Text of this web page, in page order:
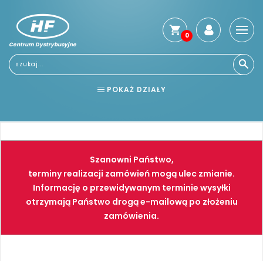
Centrum Dystrybucyjne
0
POKAŻ DZIAŁY
NARZĘDZIA SPAWALNICTWO
FARBY PNEUMATYKA
Szanowni Państwo,
terminy realizacji zamówień mogą ulec zmianie.
Informację o przewidywanym terminie wysyłki
otrzymają Państwo drogą e-mailową po złożeniu
zamówienia.